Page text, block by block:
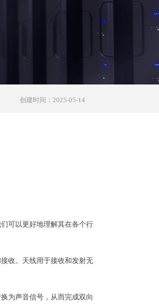
可以更好地理解其在各个行
收。天线用于接收和发射无
为声音信号，从而完成双向
创建时间： 2025-05-14